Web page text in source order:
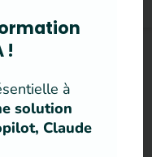
aux
et
!
à
solution
Claude